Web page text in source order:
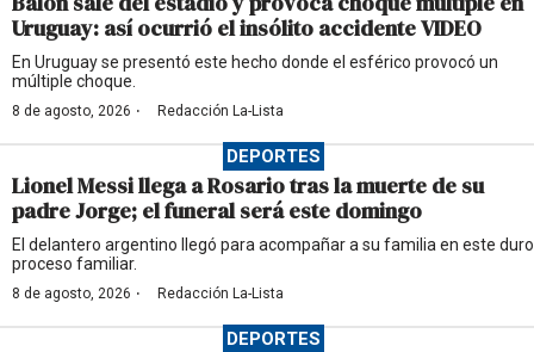
Uruguay: así ocurrió el insólito accidente VIDEO
En Uruguay se presentó este hecho donde el esférico provocó un
múltiple choque.
8 de agosto, 2026 · Redacción La-Lista
DEPORTES
Lionel Messi llega a Rosario tras la muerte de su
padre Jorge; el funeral será este domingo
El delantero argentino llegó para acompañar a su familia en este duro
proceso familiar.
8 de agosto, 2026 · Redacción La-Lista
DEPORTES